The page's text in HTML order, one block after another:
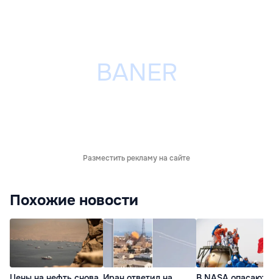
Разместить рекламу на сайте
Похожие новости